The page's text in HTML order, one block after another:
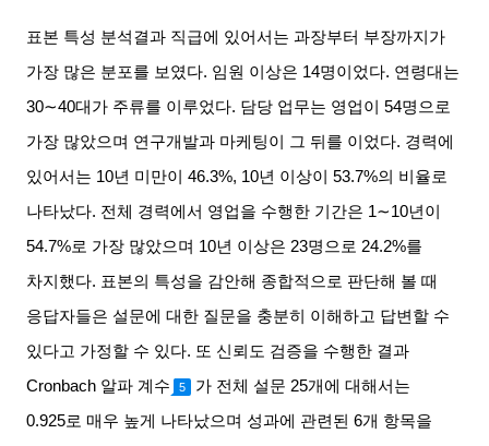
표본 특성 분석결과 직급에 있어서는 과장부터 부장까지가
가장 많은 분포를 보였다. 임원 이상은 14명이었다. 연령대는
30∼40대가 주류를 이루었다. 담당 업무는 영업이 54명으로
가장 많았으며 연구개발과 마케팅이 그 뒤를 이었다. 경력에
있어서는 10년 미만이 46.3%, 10년 이상이 53.7%의 비율로
나타났다. 전체 경력에서 영업을 수행한 기간은 1∼10년이
54.7%로 가장 많았으며 10년 이상은 23명으로 24.2%를
차지했다. 표본의 특성을 감안해 종합적으로 판단해 볼 때
응답자들은 설문에 대한 질문을 충분히 이해하고 답변할 수
있다고 가정할 수 있다. 또 신뢰도 검증을 수행한 결과
Cronbach 알파 계수 5 가 전체 설문 25개에 대해서는
0.925로 매우 높게 나타났으며 성과에 관련된 6개 항목을